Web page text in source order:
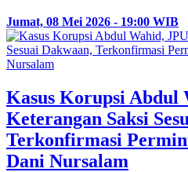
Jumat, 08 Mei 2026 - 19:00 WIB
Kasus Korupsi Abdul
Keterangan Saksi
Terkonfirmasi
Dani Nursalam